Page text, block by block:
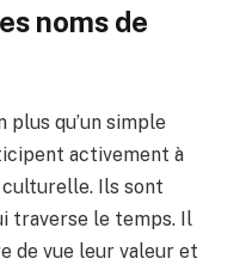
noms de
plus qu’un simple
activement à
Ils sont
traverse le temps. Il
de vue leur valeur et